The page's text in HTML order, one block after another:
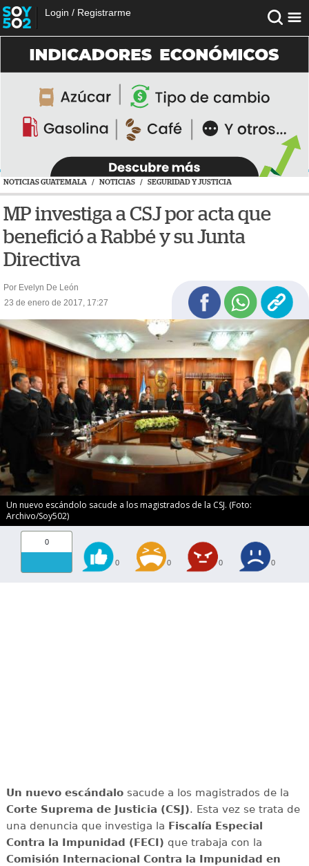
Login / Registrarme
NOTICIAS GUATEMALA / NOTICIAS / SEGURIDAD Y JUSTICIA
MP investiga a CSJ por acta que
benefició a Rabbé y su Junta
Directiva
Por Evelyn De León
23 de enero de 2017, 17:27
Un nuevo escándolo sacude a los magistrados de la CSJ. (Foto:
Archivo/Soy502)
0
0 0 0 0
Un nuevo escándalosacude a los magistrados de la
Corte Suprema de Justicia (CSJ). Esta vez se trata de
una denuncia que investiga la Fiscalía Especial
Contra la Impunidad (FECI) que trabaja con la
Comisión Internacional Contra la Impunidad en